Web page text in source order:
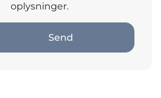
oplysninger.
Send